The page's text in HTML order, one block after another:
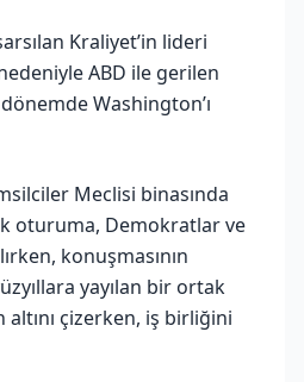
Kraliyet’in lideri
ABD ile gerilen
Washington’ı
Meclisi binasında
oturuma, Demokratlar ve
konuşmasının
yayılan bir ortak
çizerken, iş birliğini